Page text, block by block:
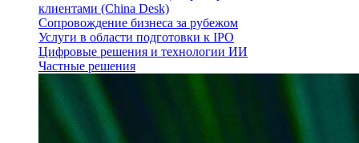
клиентами (China Desk)
Сопровождение бизнеса за рубежом
Услуги в области подготовки к IPO
Цифровые решения и технологии ИИ
Частные решения